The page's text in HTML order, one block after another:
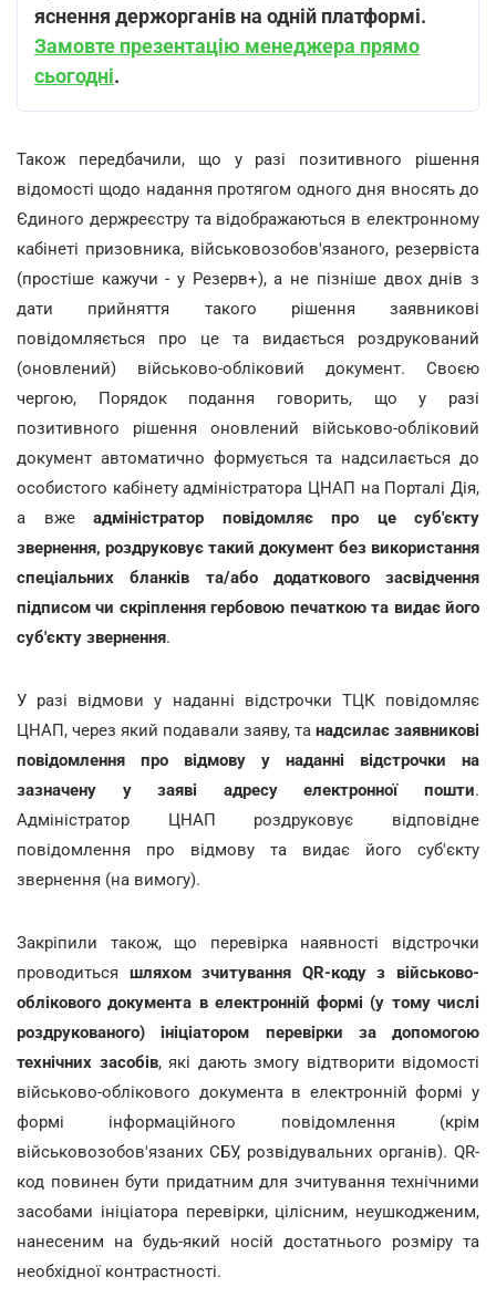
яснення держорганів на одній платформі.
Замовте презентацію менеджера прямо
сьогодні.
Також передбачили, що у разі позитивного рішення
відомості щодо надання протягом одного дня вносять до
Єдиного держреєстру та відображаються в електронному
кабінеті призовника, військовозобов'язаного, резервіста
(простіше кажучи - у Резерв+), а не пізніше двох днів з
дати прийняття такого рішення заявникові
повідомляється про це та видається роздрукований
(оновлений) військово-обліковий документ. Своєю
чергою, Порядок подання говорить, що у разі
позитивного рішення оновлений військово-обліковий
документ автоматично формується та надсилається до
особистого кабінету адміністратора ЦНАП на Порталі Дія,
а вже адміністратор повідомляє про це суб'єкту
звернення, роздруковує такий документ без використання
спеціальних бланків та/або додаткового засвідчення
підписом чи скріплення гербовою печаткою та видає його
суб'єкту звернення.
У разі відмови у наданні відстрочки ТЦК повідомляє
ЦНАП, через який подавали заяву, та надсилає заявникові
повідомлення про відмову у наданні відстрочки на
зазначену у заяві адресу електронної пошти.
Адміністратор ЦНАП роздруковує відповідне
повідомлення про відмову та видає його суб'єкту
звернення (на вимогу).
Закріпили також, що перевірка наявності відстрочки
проводиться шляхом зчитування QR-коду з військово-
облікового документа в електронній формі (у тому числі
роздрукованого) ініціатором перевірки за допомогою
технічних засобів, які дають змогу відтворити відомості
військово-облікового документа в електронній формі у
формі інформаційного повідомлення (крім
військовозобов'язаних СБУ, розвідувальних органів). QR-
код повинен бути придатним для зчитування технічними
засобами ініціатора перевірки, цілісним, неушкодженим,
нанесеним на будь-який носій достатнього розміру та
необхідної контрастності.